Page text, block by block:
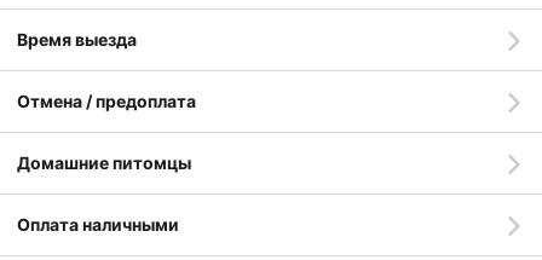
Время выезда
Отмена / предоплата
Домашние питомцы
Оплата наличными